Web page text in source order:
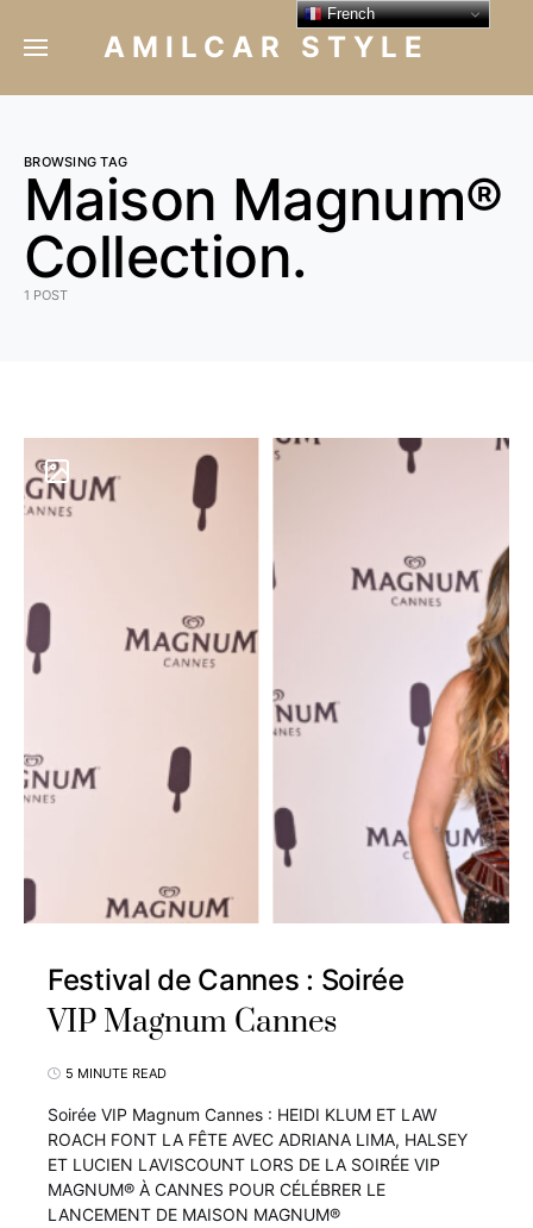
AMILCAR STYLE
BROWSING TAG
Maison Magnum®
Collection.
1 POST
Festival de Cannes : Soirée
VIP Magnum Cannes
5 MINUTE READ
Soirée VIP Magnum Cannes : HEIDI KLUM ET LAW
ROACH FONT LA FÊTE AVEC ADRIANA LIMA, HALSEY
ET LUCIEN LAVISCOUNT LORS DE LA SOIRÉE VIP
MAGNUM® À CANNES POUR CÉLÉBRER LE
LANCEMENT DE MAISON MAGNUM®
French